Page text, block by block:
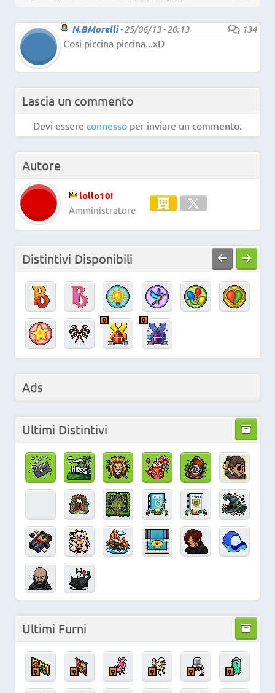
N.BMorelli-25/06/13 - 20:13
134
Cosi piccina piccina...xD
Lascia un commento
Devi essere connesso per inviare un commento.
Autore
lollo10!
Amministratore
Distintivi Disponibili
Ads
Ultimi Distintivi
Ultimi Furni